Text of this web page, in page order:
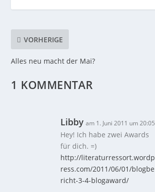
VORHERIGE
Alles neu macht der Mai?
1 KOMMENTAR
Libby am 1. Juni 2011 um 20:05
Hey! Ich habe zwei Awards
für dich. =)
http://literaturressort.wordp
ress.com/2011/06/01/blogbe
richt-3-4-blogaward/